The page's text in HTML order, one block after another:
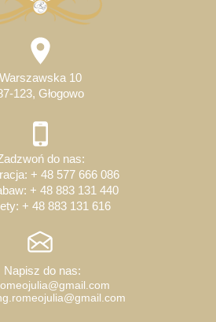
do nas:
+ 48 577 666 086
+ 48 883 131 440
+ 48 883 131 616
Napisz do nas:
Warszawska 10
123, Głogowo